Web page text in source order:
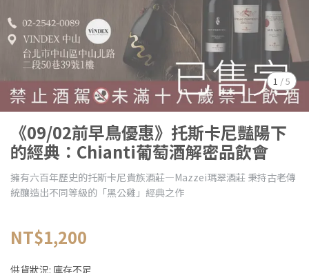
1 /5
《09/02前早鳥優惠》托斯卡尼豔陽下
的經典：Chianti葡萄酒解密品飲會
擁有六百年歷史的托斯卡尼貴族酒莊—Mazzei瑪翠酒莊 秉持古老傳
統釀造出不同等級的「黑公雞」經典之作
NT$1,200
供貨狀況: 庫存不足